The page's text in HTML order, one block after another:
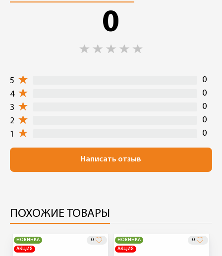
0
5
0
4
0
3
0
2
0
1
0
Написать отзыв
ПОХОЖИЕ ТОВАРЫ
НОВИНКА
АКЦИЯ
0
НОВИНКА
АКЦИЯ
0